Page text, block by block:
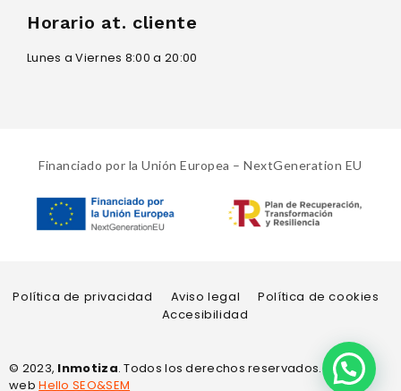
Horario at. cliente
Lunes a Viernes 8:00 a 20:00
Financiado por la Unión Europea – NextGeneration EU
© 2023, Inmotiza. Todos los derechos reservados. Diseño
webHello SEO&SEM
Política de privacidad Aviso legal
Política de cookies
Accesibilidad